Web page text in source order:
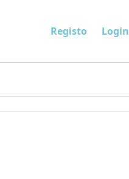
Registo Login